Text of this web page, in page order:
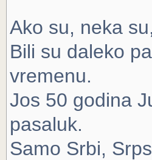
Ako su, neka
Bili su daleko
vremenu.
Jos 50 godina
pasaluk.
Samo Srbi,